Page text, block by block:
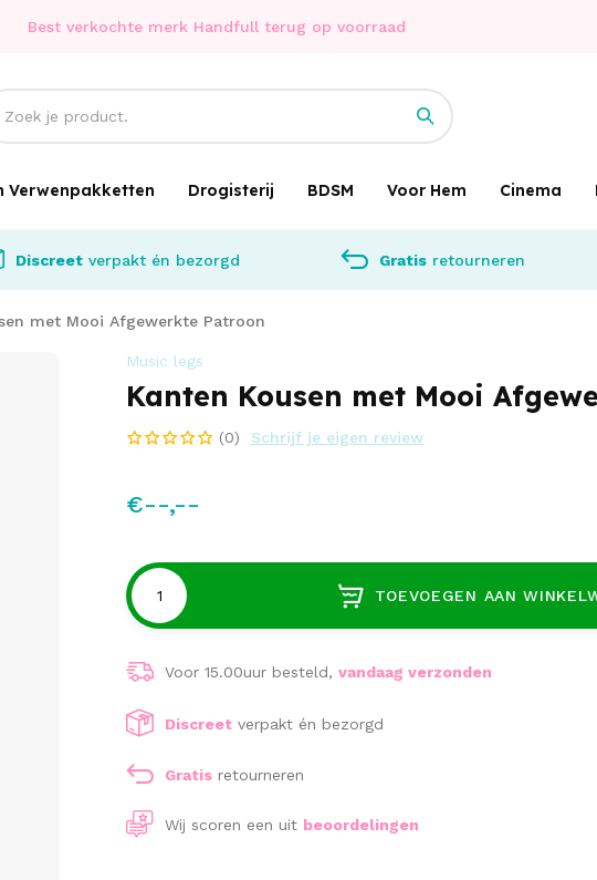
Best verkochte merk Handfull terug op voorraad
Verwenpakketten Drogisterij BDSM Voor Hem Cinema
Discreet verpakt én bezorgd Gratisretourneren
met Mooi Afgewerkte Patroon
Music legs
Kanten Kousen met Mooi
(0) Schrijf je eigen review
€--,--
TOEVOEGEN AAN
Voor 15.00uur besteld, vandaag verzonden
Discreet verpakt én bezorgd
Gratis retourneren
Wij scoren een uit beoordelingen